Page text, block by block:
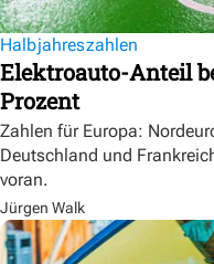
Halbjahreszahlen
Elektroauto-Anteil
Prozent
Zahlen für Europa:
Deutschland und
voran.
Jürgen Walk